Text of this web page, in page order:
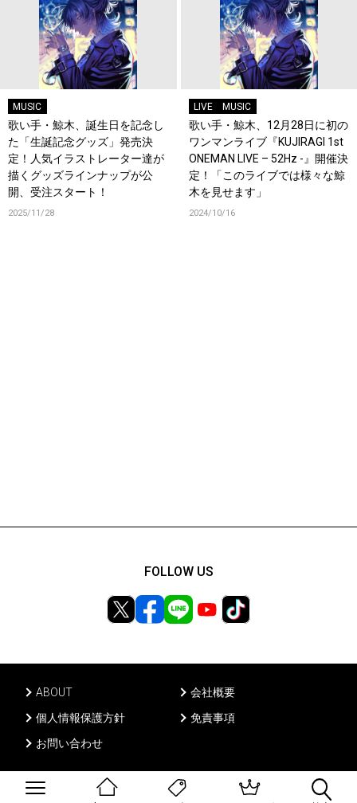
MUSIC
歌い手・鯨木、誕生日を記念し
た「生誕記念グッズ」発売決
定！人気イラストレーター達が
描くグッズラインナップが公
開、受注スタート！
2025/11/28
LIVE MUSIC
歌い手・鯨木、12月28日に初の
ワンマンライブ『KUJIRAGI 1st
ONEMAN LIVE – 52Hz -』開催決
定！「このライブでは様々な鯨
木を見せます」
2024/10/16
ABOUT
会社概要
個人情報保護方針
免責事項
お問い合わせ
FOLLOW US
Ⓒ PONY CANYON INC, All rights reserved.